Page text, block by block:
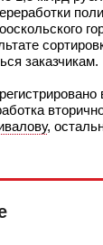
заказчикам.
,